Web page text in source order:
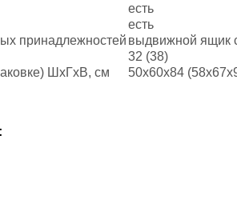
есть
есть
принадлежностей выдвижной ящик
32 (38)
ШхГхВ, см
50х60х84